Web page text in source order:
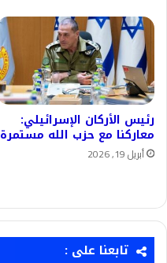
رئيس الأركان الإسرائيلي:
معاركنا مع حزب الله مستمرة
أبريل 19, 2026
تابعنا على :